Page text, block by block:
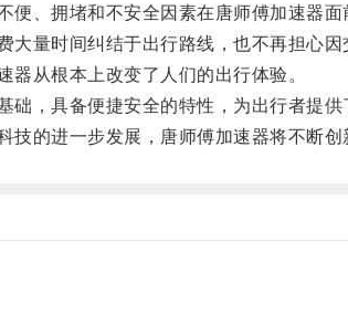
、拥堵和不安全因素在唐师傅加速器面
量时间纠结于出行路线，也不再担心因
从根本上改变了人们的出行体验。
，具备便捷安全的特性，为出行者提供
的进一步发展，唐师傅加速器将不断创